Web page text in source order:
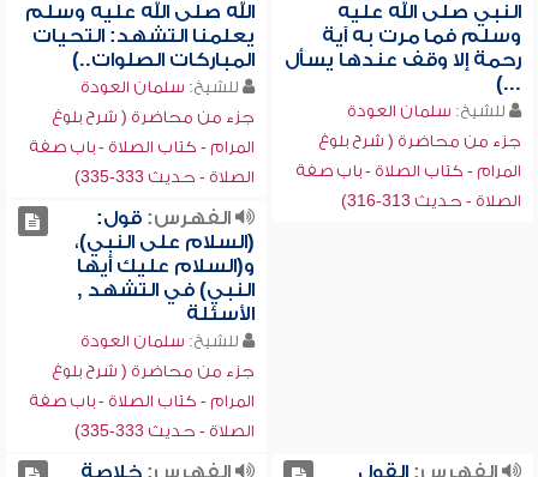
النبي صلى الله عليه
وسلم فما مرت به آية
رحمة إلا وقف عندها يسأل
...)
للشيخ: سلمان العودة
جزء من محاضرة ( شرح بلوغ
المرام - كتاب الصلاة - باب صفة
الصلاة - حديث 313-316)
الله صلى الله عليه وسلم
يعلمنا التشهد: التحيات
المباركات الصلوات..)
للشيخ: سلمان العودة
جزء من محاضرة ( شرح بلوغ
المرام - كتاب الصلاة - باب صفة
الصلاة - حديث 333-335)
الفهرس:قول:
(السلام على النبي)،
و(السلام عليك أيها
النبي) في التشهد ,
الأسئلة
للشيخ: سلمان العودة
جزء من محاضرة ( شرح بلوغ
المرام - كتاب الصلاة - باب صفة
الصلاة - حديث 333-335)
الفهرس:القول الفهرس:خلاصة